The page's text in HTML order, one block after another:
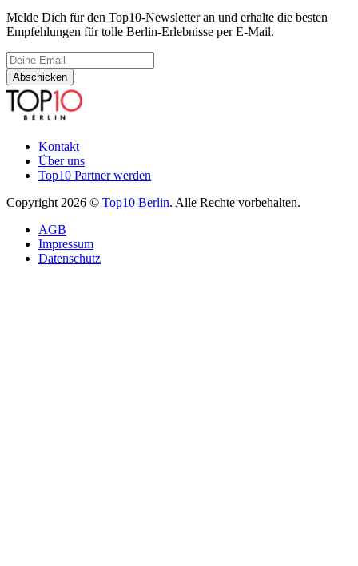
Melde Dich für den Top10-Newsletter an und erhalte die besten
Empfehlungen für tolle Berlin-Erlebnisse per E-Mail.
Abschicken
Kontakt
Über uns
Top10 Partner werden
Copyright 2026 © Top10 Berlin. Alle Rechte vorbehalten.
AGB
Impressum
Datenschutz